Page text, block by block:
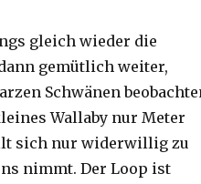
gleich wieder die
gemütlich weiter,
Schwänen
Wallaby nur Meter
sich nur widerwillig zu
nimmt. Der Loop ist